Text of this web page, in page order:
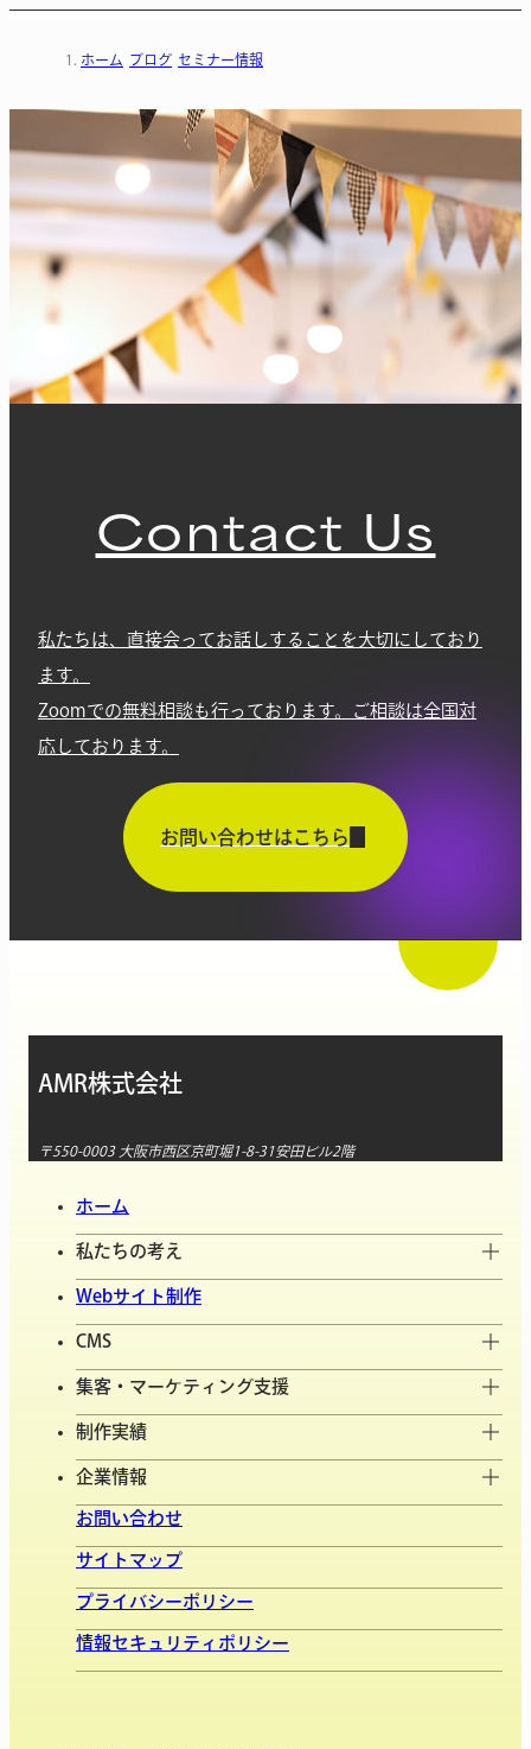
ホーム ブログ セミナー情報
Contact Us
私たちは、直接会ってお話しすることを大切にしており
ます。
Zoomでの無料相談も行っております。ご相談は全国対
応しております。
お問い合わせはこちら
AMR株式会社
〒550-0003 大阪市西区京町堀1-8-31安田ビル2階
ホーム
私たちの考え
Webサイト制作
CMS
集客・マーケティング支援
制作実績
企業情報
お問い合わせ
サイトマップ
プライバシーポリシー
情報セキュリティポリシー